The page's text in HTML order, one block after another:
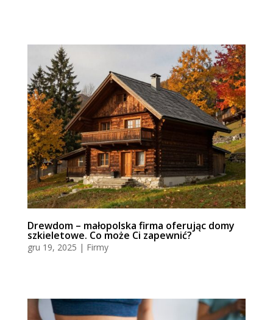
Drewdom – małopolska firma oferując domy
szkieletowe. Co może Ci zapewnić?
gru 19, 2025 | Firmy